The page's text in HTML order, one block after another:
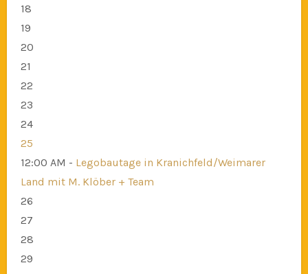
18
19
20
21
22
23
24
25
12:00 AM - Legobautage in Kranichfeld/Weimarer
Land mit M. Klöber + Team
26
27
28
29